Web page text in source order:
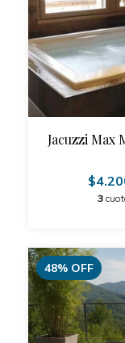
Jacuzzi Max
3
48% OFF